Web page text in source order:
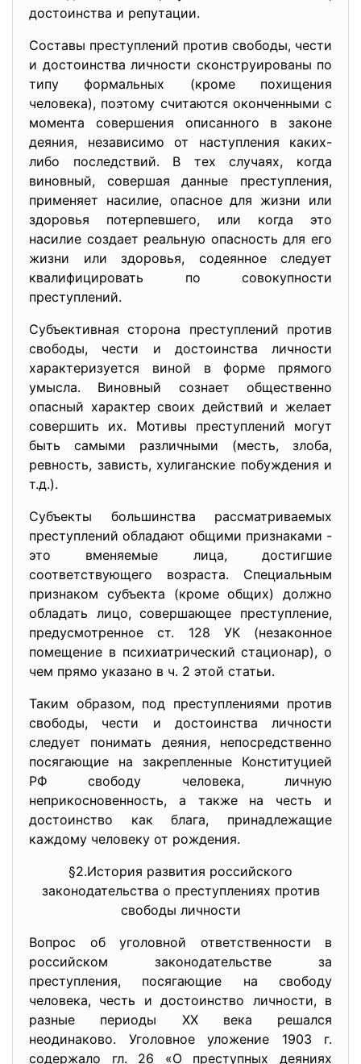
достоинства и репутации.
Составы преступлений против свободы, чести
и достоинства личности сконструированы по
типу формальных (кроме похищения
человека), поэтому считаются оконченными с
момента совершения описанного в законе
деяния, независимо от наступления каких-
либо последствий. В тех случаях, когда
виновный, совершая данные преступления,
применяет насилие, опасное для жизни или
здоровья потерпевшего, или когда это
насилие создает реальную опасность для его
жизни или здоровья, содеянное следует
квалифицировать по совокупности
преступлений.
Субъективная сторона преступлений против
свободы, чести и достоинства личности
характеризуется виной в форме прямого
умысла. Виновный сознает общественно
опасный характер своих действий и желает
совершить их. Мотивы преступлений могут
быть самыми различными (месть, злоба,
ревность, зависть, хулиганские побуждения и
т.д.).
Субъекты большинства рассматриваемых
преступлений обладают общими признаками -
это вменяемые лица, достигшие
соответствующего возраста. Специальным
признаком субъекта (кроме общих) должно
обладать лицо, совершающее преступление,
предусмотренное ст. 128 УК (незаконное
помещение в психиатрический стационар), о
чем прямо указано в ч. 2 этой статьи.
Таким образом, под преступлениями против
свободы, чести и достоинства личности
следует понимать деяния, непосредственно
посягающие на закрепленные Конституцией
РФ свободу человека, личную
неприкосновенность, а также на честь и
достоинство как блага, принадлежащие
каждому человеку от рождения.
§2.История развития российского
законодательства о преступлениях против
свободы личности
Вопрос об уголовной ответственности в
российском законодательстве за
преступления, посягающие на свободу
человека, честь и достоинство личности, в
разные периоды ХХ века решался
неодинаково. Уголовное уложение 1903 г.
содержало гл. 26 «О преступных деяниях